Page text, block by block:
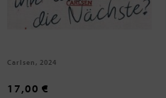
This Book Kills
Carlsen, 2024
17,00 €